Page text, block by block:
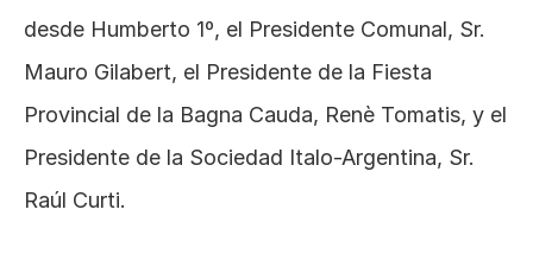
desde Humberto 1º, el Presidente Comunal, Sr.
Mauro Gilabert, el Presidente de la Fiesta
Provincial de la Bagna Cauda, Renè Tomatis, y el
Presidente de la Sociedad Italo-Argentina, Sr.
Raúl Curti.